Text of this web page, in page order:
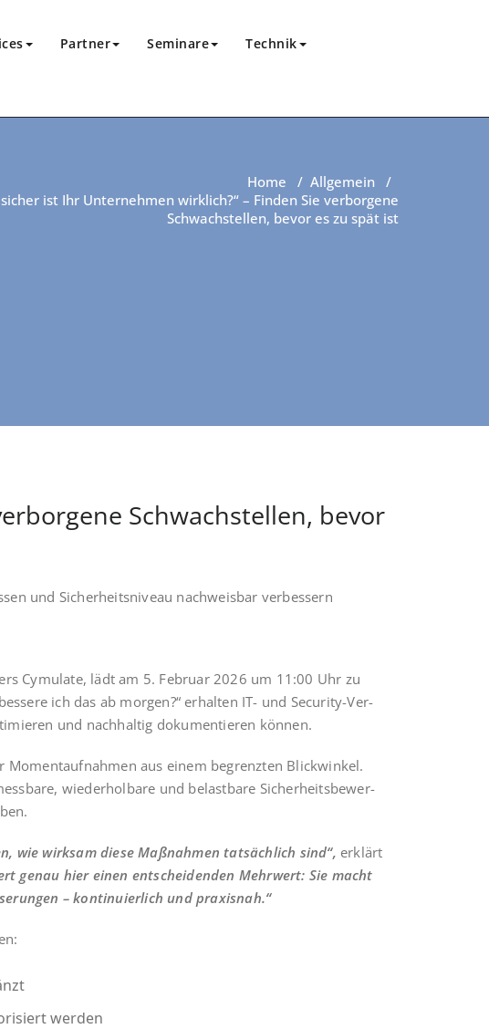
Partner Seminare Technik
Home / Allgemein /
ist Ihr Unternehmen wirklich?“ – Finden Sie verborgene
Schwachstellen, bevor es zu spät ist
Schwachstellen, bevor
und Sicher­heits­ni­veau nach­weis­bar verbessern
Cymu­la­te, lädt am 5. Febru­ar 2026 um 11:00 Uhr zu
ich das ab mor­gen?“ erhal­ten IT- und Secu­ri­ty-Ver­
und nach­hal­tig doku­men­tie­ren können.
Moment­auf­nah­men aus einem begrenz­ten Blick­win­kel.
wie­der­hol­ba­re und belast­ba­re Sicher­heits­be­wer­
wie wirk­sam die­se Maß­nah­men tat­säch­lich sind“, erklärt
genau hier einen ent­schei­den­den Mehr­wert: Sie macht
– kon­ti­nu­ier­lich und praxisnah.“
werden